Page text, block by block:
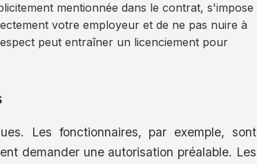
mentionnée dans le contrat, s'impose
votre employeur et de ne pas nuire à
peut entraîner un licenciement pour
Les fonctionnaires, par exemple, sont
demander une autorisation préalable. Les